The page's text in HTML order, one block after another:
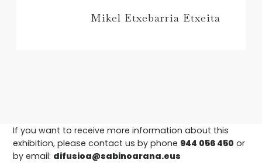
Mikel Etxebarria Etxeita
If you want to receive more information about this
exhibition, please contact us by phone 944 056 450 or
by email: difusioa@sabinoarana.eus